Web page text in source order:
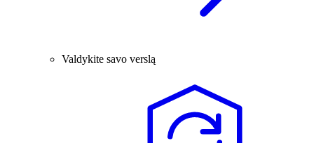
Valdykite savo verslą